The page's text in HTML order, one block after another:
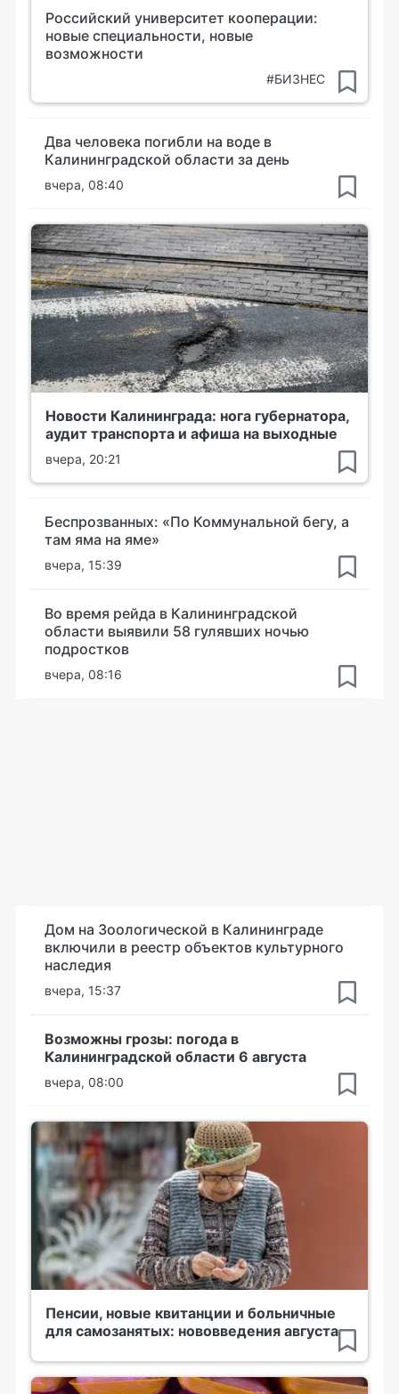
Российский университет кооперации:
новые специальности, новые
возможности
#БИЗНЕС
Два человека погибли на воде в
Калининградской области за день
вчера, 08:40
Новости Калининграда: нога губернатора,
аудит транспорта и афиша на выходные
вчера, 20:21
Беспрозванных: «По Коммунальной бегу, а
там яма на яме»
вчера, 15:39
Во время рейда в Калининградской
области выявили 58 гулявших ночью
подростков
вчера, 08:16
Дом на Зоологической в Калининграде
включили в реестр объектов культурного
наследия
вчера, 15:37
Возможны грозы: погода в
Калининградской области 6 августа
вчера, 08:00
Пенсии, новые квитанции и больничные
для самозанятых: нововведения августа